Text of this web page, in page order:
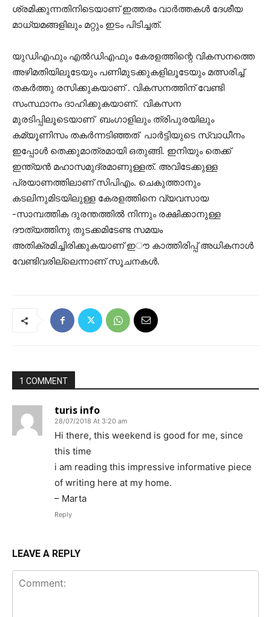
ശ്രമിക്കുന്നതിനിടെയാണ് ഇത്തരം വാര്‍ത്തകള്‍ ദേശീയ
മാധ്യമങ്ങളിലും മറ്റും ഇടം പിടിച്ചത്.
യുഡിഎഫും എല്‍ഡിഎഫും കേരളത്തിന്റെ വികസനത്തെ
അഴിമതിയിലൂടേയും പണിമുടക്കുകളിലൂടേയും മത്സരിച്ച്
തകര്‍ത്തു രസിക്കുകയാണ് . വികസനത്തിന് വേണ്ടി
സംസ്ഥാനം ദാഹിക്കുകയാണ്. വികസന
മുരടിപ്പിലൂടെയാണ് ബംഗാളിലും ത്രിപുരയിലും
കമ്യൂണിസം തകര്‍ന്നടിഞ്ഞത് പാര്‍ട്ടിയുടെ സ്വാധീനം
ഇപ്പോള്‍ തെക്കുമാത്രമായി ഒതുങ്ങി. ഇനിയും തെക്ക്
ഇന്ത്യന്‍ മഹാസമുദ്രമാണുള്ളത്. അവിടേക്കുള്ള
പ്രയാണത്തിലാണ് സിപിഎം. ചെകുത്താനും
കടലിനുമിടയിലുള്ള കേരളത്തിനെ വ്യവസായ
-സാമ്പത്തിക ദുരന്തത്തില്‍ നിന്നും രക്ഷിക്കാനുള്ള
ദൗത്യത്തിനു തുടക്കമിടേണ്ട സമയം
അതിക്രമിച്ചിരിക്കുകയാണ് ഇൗ കാത്തിരിപ്പ് അധികനാള്‍
വേണ്ടിവരില്ലെന്നാണ് സൂചനകള്‍.
1 COMMENT
turis info
28/07/2018 At 3:20 am
Hi there, this weekend is good for me, since
this time
i am reading this impressive informative piece
of writing here at my home.
– Marta
Reply
LEAVE A REPLY